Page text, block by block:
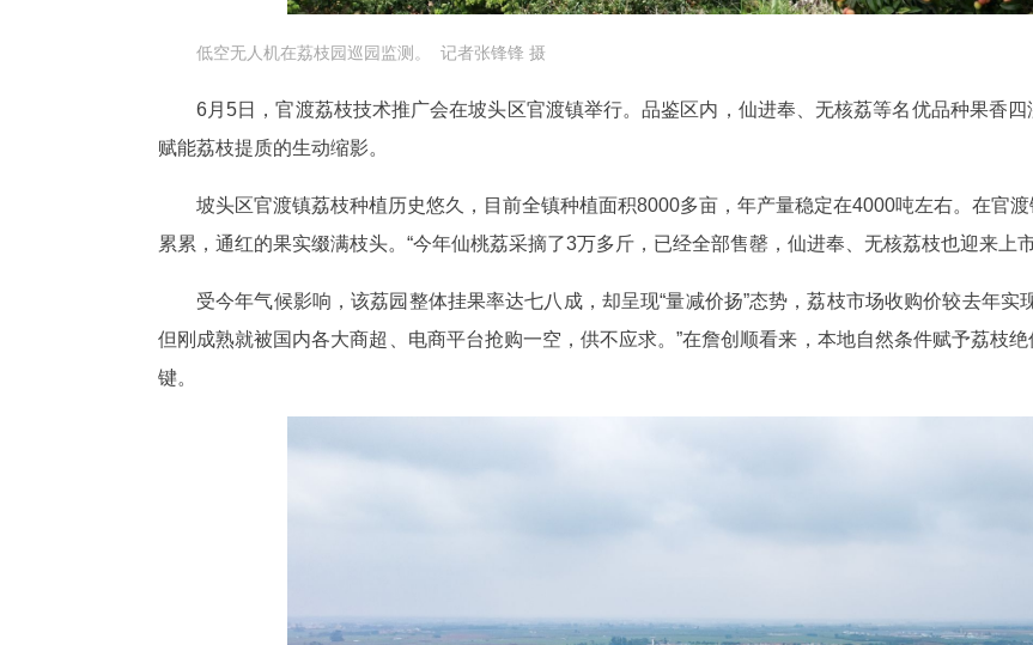
低空无人机在荔枝园巡园监测。 记者张锋锋 摄
6月5日，官渡荔枝技术推广会在坡头区官渡镇举行。品鉴区内，仙进奉、无核荔等名优品种果香
赋能荔枝提质的生动缩影。
坡头区官渡镇荔枝种植历史悠久，目前全镇种植面积8000多亩，年产量稳定在4000吨左右。在官
累累，通红的果实缀满枝头。“今年仙桃荔采摘了3万多斤，已经全部售罄，仙进奉、无核荔枝也迎来上
受今年气候影响，该荔园整体挂果率达七八成，却呈现“量减价扬”态势，荔枝市场收购价较去年实
但刚成熟就被国内各大商超、电商平台抢购一空，供不应求。”在詹创顺看来，本地自然条件赋予荔枝
键。